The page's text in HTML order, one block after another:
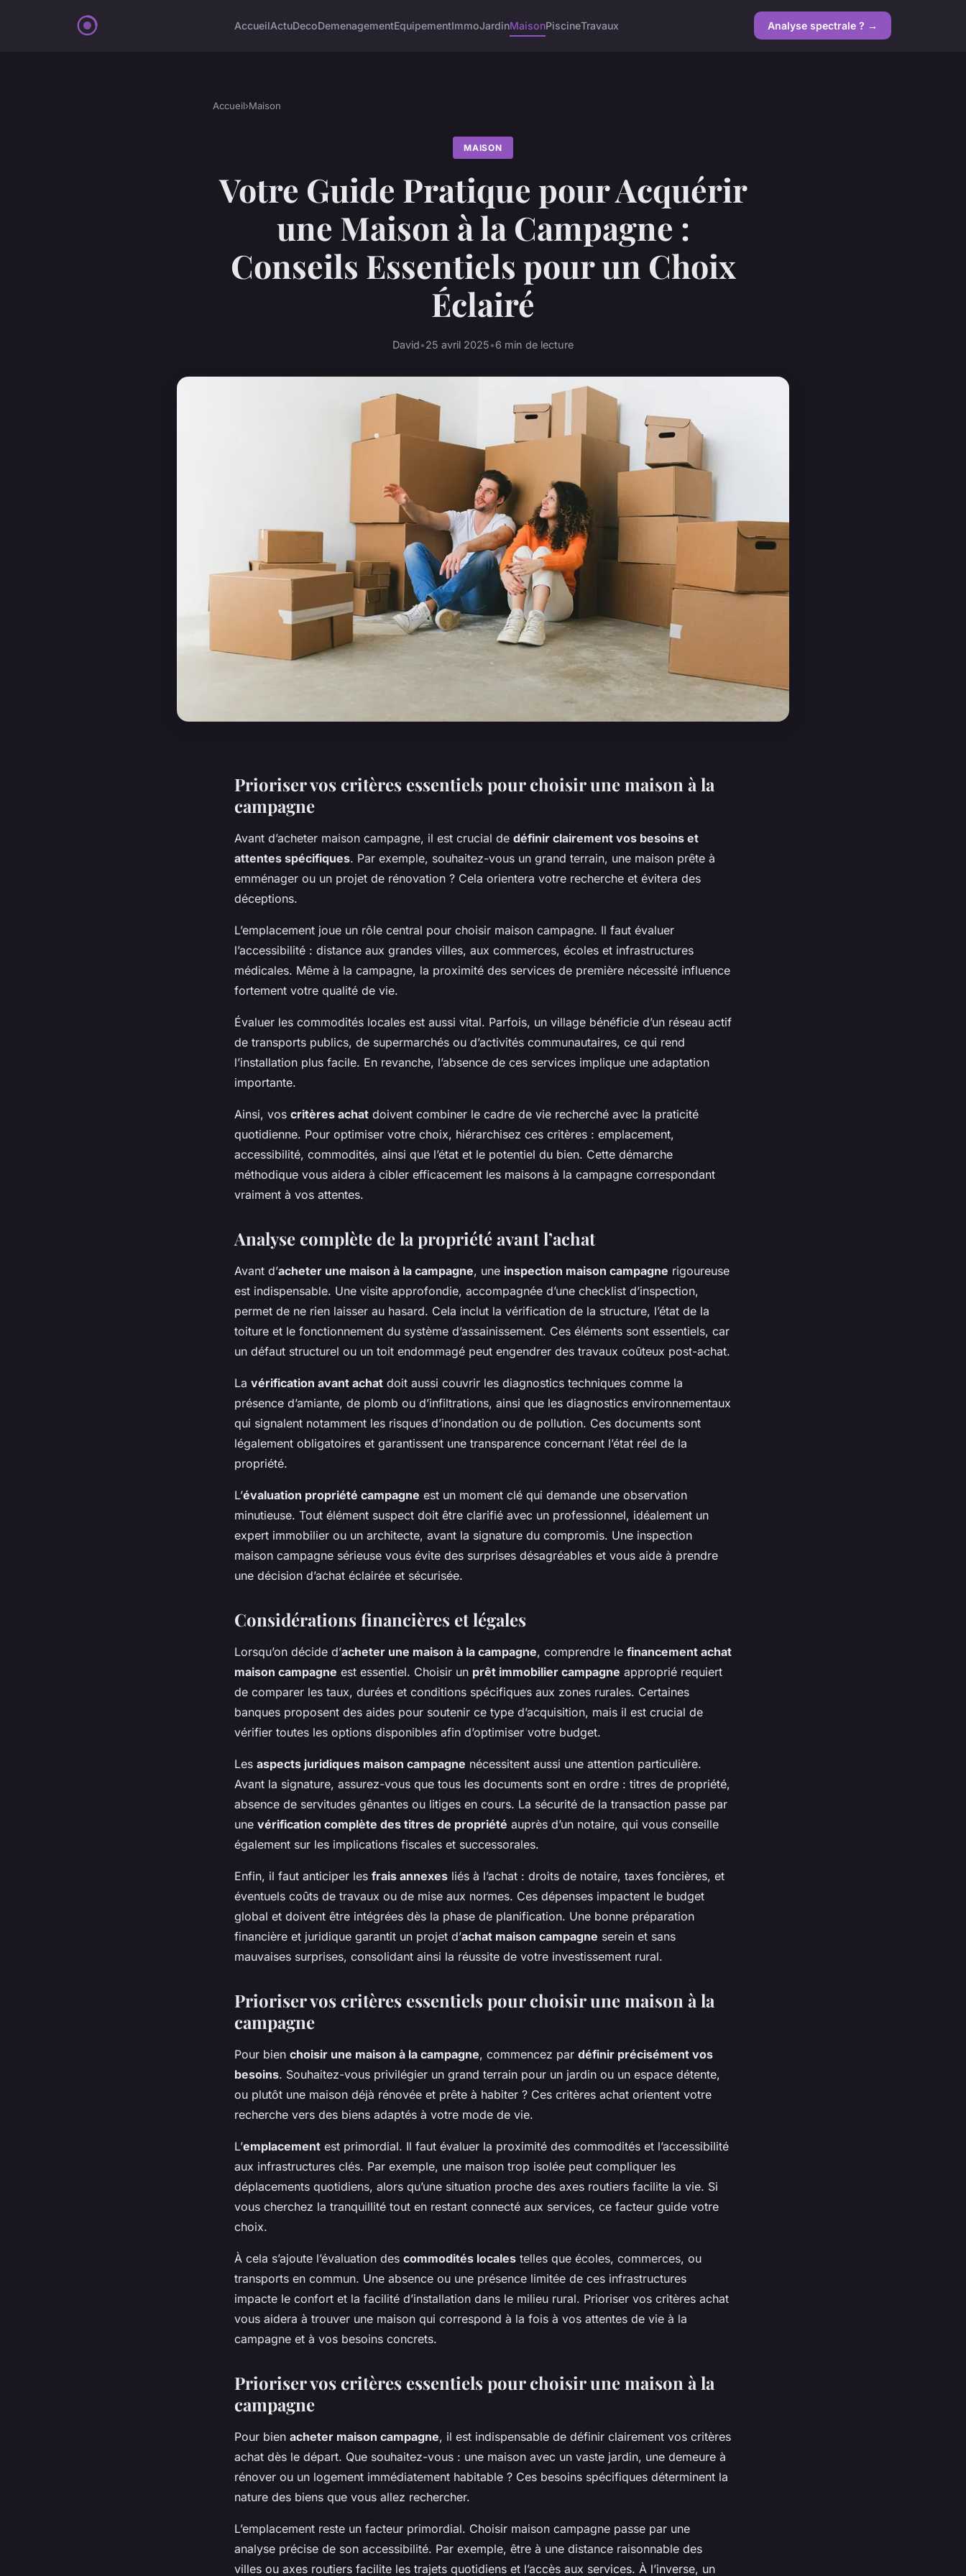
AccueilActuDecoDemenagementEquipementImmoJardinMaisonPiscineTravaux Analyse spectrale ? →
Accueil›Maison
MAISON
Votre Guide Pratique pour Acquérir
une Maison à la Campagne :
Conseils Essentiels pour un Choix
Éclairé
David•25 avril 2025•6 min de lecture
Prioriser vos critères essentiels pour choisir une maison à la
campagne
Avant d’acheter maison campagne, il est crucial de définir clairement vos besoins et
attentes spécifiques. Par exemple, souhaitez-vous un grand terrain, une maison prête à
emménager ou un projet de rénovation ? Cela orientera votre recherche et évitera des
déceptions.
L’emplacement joue un rôle central pour choisir maison campagne. Il faut évaluer
l’accessibilité : distance aux grandes villes, aux commerces, écoles et infrastructures
médicales. Même à la campagne, la proximité des services de première nécessité influence
fortement votre qualité de vie.
Évaluer les commodités locales est aussi vital. Parfois, un village bénéficie d’un réseau actif
de transports publics, de supermarchés ou d’activités communautaires, ce qui rend
l’installation plus facile. En revanche, l’absence de ces services implique une adaptation
importante.
Ainsi, vos critères achat doivent combiner le cadre de vie recherché avec la praticité
quotidienne. Pour optimiser votre choix, hiérarchisez ces critères : emplacement,
accessibilité, commodités, ainsi que l’état et le potentiel du bien. Cette démarche
méthodique vous aidera à cibler efficacement les maisons à la campagne correspondant
vraiment à vos attentes.
Analyse complète de la propriété avant l’achat
Avant d’acheter une maison à la campagne, une inspection maison campagne rigoureuse
est indispensable. Une visite approfondie, accompagnée d’une checklist d’inspection,
permet de ne rien laisser au hasard. Cela inclut la vérification de la structure, l’état de la
toiture et le fonctionnement du système d’assainissement. Ces éléments sont essentiels, car
un défaut structurel ou un toit endommagé peut engendrer des travaux coûteux post-achat.
La vérification avant achat doit aussi couvrir les diagnostics techniques comme la
présence d’amiante, de plomb ou d’infiltrations, ainsi que les diagnostics environnementaux
qui signalent notamment les risques d’inondation ou de pollution. Ces documents sont
légalement obligatoires et garantissent une transparence concernant l’état réel de la
propriété.
L’évaluation propriété campagne est un moment clé qui demande une observation
minutieuse. Tout élément suspect doit être clarifié avec un professionnel, idéalement un
expert immobilier ou un architecte, avant la signature du compromis. Une inspection
maison campagne sérieuse vous évite des surprises désagréables et vous aide à prendre
une décision d’achat éclairée et sécurisée.
Considérations financières et légales
Lorsqu’on décide d’acheter une maison à la campagne, comprendre le financement achat
maison campagne est essentiel. Choisir un prêt immobilier campagne approprié requiert
de comparer les taux, durées et conditions spécifiques aux zones rurales. Certaines
banques proposent des aides pour soutenir ce type d’acquisition, mais il est crucial de
vérifier toutes les options disponibles afin d’optimiser votre budget.
Les aspects juridiques maison campagne nécessitent aussi une attention particulière.
Avant la signature, assurez-vous que tous les documents sont en ordre : titres de propriété,
absence de servitudes gênantes ou litiges en cours. La sécurité de la transaction passe par
une vérification complète des titres de propriété auprès d’un notaire, qui vous conseille
également sur les implications fiscales et successorales.
Enfin, il faut anticiper les frais annexes liés à l’achat : droits de notaire, taxes foncières, et
éventuels coûts de travaux ou de mise aux normes. Ces dépenses impactent le budget
global et doivent être intégrées dès la phase de planification. Une bonne préparation
financière et juridique garantit un projet d’achat maison campagne serein et sans
mauvaises surprises, consolidant ainsi la réussite de votre investissement rural.
Prioriser vos critères essentiels pour choisir une maison à la
campagne
Pour bien choisir une maison à la campagne, commencez par définir précisément vos
besoins. Souhaitez-vous privilégier un grand terrain pour un jardin ou un espace détente,
ou plutôt une maison déjà rénovée et prête à habiter ? Ces critères achat orientent votre
recherche vers des biens adaptés à votre mode de vie.
L’emplacement est primordial. Il faut évaluer la proximité des commodités et l’accessibilité
aux infrastructures clés. Par exemple, une maison trop isolée peut compliquer les
déplacements quotidiens, alors qu’une situation proche des axes routiers facilite la vie. Si
vous cherchez la tranquillité tout en restant connecté aux services, ce facteur guide votre
choix.
À cela s’ajoute l’évaluation des commodités locales telles que écoles, commerces, ou
transports en commun. Une absence ou une présence limitée de ces infrastructures
impacte le confort et la facilité d’installation dans le milieu rural. Prioriser vos critères achat
vous aidera à trouver une maison qui correspond à la fois à vos attentes de vie à la
campagne et à vos besoins concrets.
Prioriser vos critères essentiels pour choisir une maison à la
campagne
Pour bien acheter maison campagne, il est indispensable de définir clairement vos critères
achat dès le départ. Que souhaitez-vous : une maison avec un vaste jardin, une demeure à
rénover ou un logement immédiatement habitable ? Ces besoins spécifiques déterminent la
nature des biens que vous allez rechercher.
L’emplacement reste un facteur primordial. Choisir maison campagne passe par une
analyse précise de son accessibilité. Par exemple, être à une distance raisonnable des
villes ou axes routiers facilite les trajets quotidiens et l’accès aux services. À l’inverse, un